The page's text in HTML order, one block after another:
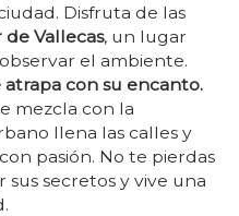
Disfruta de las
Vallecas, un lugar
el ambiente.
con su encanto.
mezcla con la
llena las calles y
pasión. No te pierdas
secretos y vive una